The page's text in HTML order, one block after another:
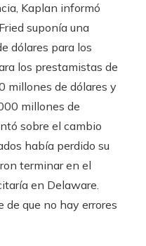
Kaplan informó
suponía una
dólares para los
los prestamistas de
millones de dólares y
millones de
sobre el cambio
había perdido su
terminar en el
en Delaware.
que no hay errores